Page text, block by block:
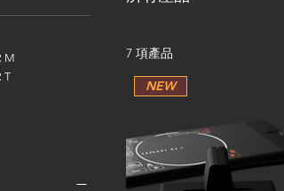
M
T
7 項產品
NEW